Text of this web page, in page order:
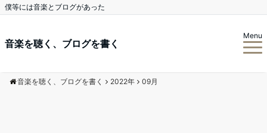
僕等には音楽とブログがあった
音楽を聴く、ブログを書く
Menu
音楽を聴く、ブログを書く 2022年 09月